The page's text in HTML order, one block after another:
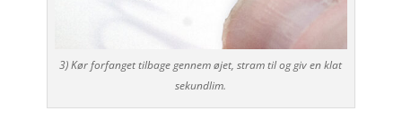
3) Kør forfanget tilbage gennem øjet, stram til og giv en klat
sekundlim.